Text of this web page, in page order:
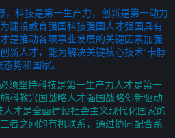
科技是第一生产力，创新是第一动力
建设教育强国科技强国人才强国具有
是推动各项事业发展的关键因素加强
新人才，能为解决关键核心技术“卡脖
势和国家。
须坚持科技是第一生产力人才是第一
科教兴国战略人才强国战略创新驱动
才是全面建设社会主义现代化国家的
者之间的有机联系，通过协同配合系